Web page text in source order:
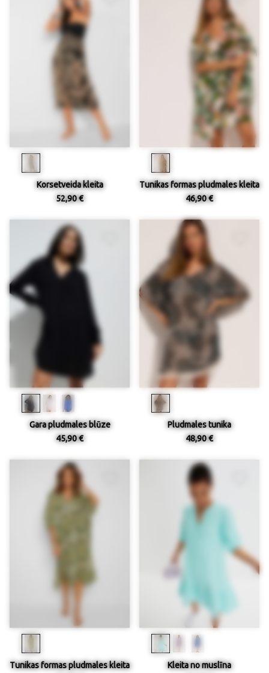
Korsetveida kleita
52,90 €
Tunikas formas pludmales kleita
46,90 €
Gara pludmales blūze
45,90 €
Pludmales tunika
48,90 €
Tunikas formas pludmales kleita Kleita no muslīna